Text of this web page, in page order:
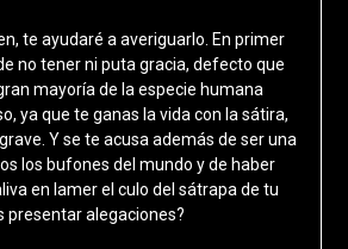
te ayudaré a averiguarlo. En primer
no tener ni puta gracia, defecto que
mayoría de la especie humana
ya que te ganas la vida con la sátira,
Y se te acusa además de ser una
los bufones del mundo y de haber
en lamer el culo del sátrapa de tu
presentar alegaciones?